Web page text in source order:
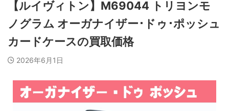
【ルイヴィトン】M69044 トリヨンモ
ノグラム オーガナイザー･ドゥ･ポッシュ
カードケースの買取価格
2026年6月1日